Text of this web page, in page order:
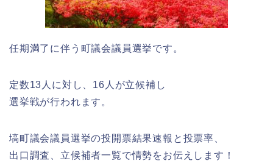
任期満了に伴う町議会議員選挙です。
定数13人に対し、16人が立候補し
選挙戦が行われます。
塙町議会議員選挙の投開票結果速報と投票率、
出口調査、立候補者一覧で情勢をお伝えします！